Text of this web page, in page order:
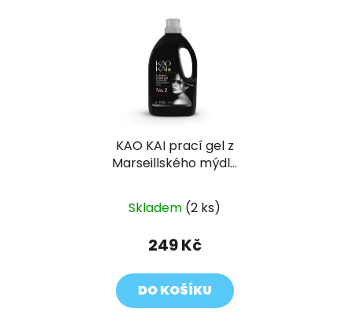
KAO KAI prací gel z
Marseillského mýdla
Skladem (2 ks)
249 Kč
DO KOŠÍKU